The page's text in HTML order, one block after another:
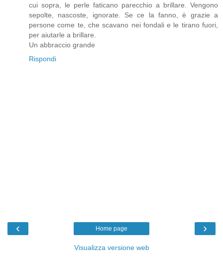
cui sopra, le perle faticano parecchio a brillare. Vengono
sepolte, nascoste, ignorate. Se ce la fanno, è grazie a
persone come te, che scavano nei fondali e le tirano fuori,
per aiutarle a brillare.
Un abbraccio grande
Rispondi
‹ ›
Home page
Visualizza versione web